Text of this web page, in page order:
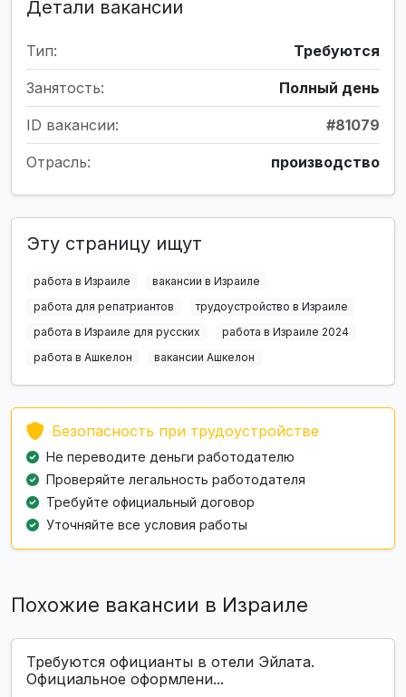
Детали вакансии
Тип: Требуются
Занятость: Полный день
ID вакансии: #81079
Отрасль: производство
Эту страницу ищут
работа в Израиле
вакансии в Израиле
работа для репатриантов
трудоустройство в Израиле
работа в Израиле для русских
работа в Израиле 2024
работа в Ашкелон
вакансии Ашкелон
Безопасность при трудоустройстве
Не переводите деньги работодателю
Проверяйте легальность работодателя
Требуйте официальный договор
Уточняйте все условия работы
Похожие вакансии в Израиле
Требуются официанты в отели Эйлата.
Официальное оформлени...